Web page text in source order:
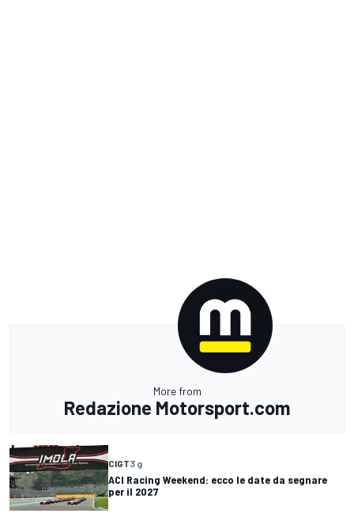
More from
Redazione Motorsport.com
CIGT3 g
ACI Racing Weekend: ecco le date da segnare
per il 2027